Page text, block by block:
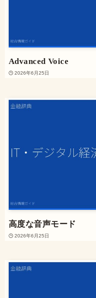
Advanced Voice
2026年6月25日
高度な音声モード
2026年6月25日